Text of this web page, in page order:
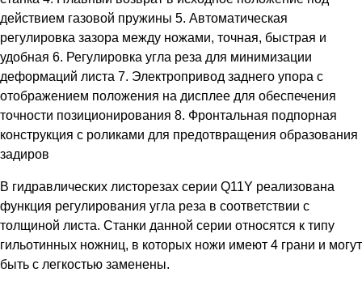
действием газовой пружины 5. Автоматическая
регулировка зазора между ножами, точная, быстрая и
удобная 6. Регулировка угла реза для минимизации
деформаций листа 7. Электропривод заднего упора с
отображением положения на дисплее для обеспечения
точности позиционирования 8. Фронтальная подпорная
конструкция с роликами для предотвращения образования
задиров
В гидравлических листорезах серии Q11Y реализована
функция регулирования угла реза в соответствии с
толщиной листа. Станки данной серии относятся к типу
гильотинных ножниц, в которых ножи имеют 4 грани и могут
быть с легкостью заменены.